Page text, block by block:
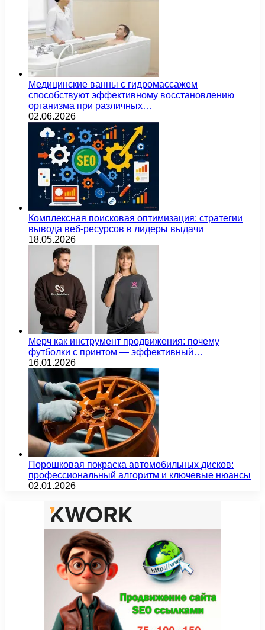
Медицинские ванны с гидромассажем
способствуют эффективному восстановлению
организма при различных…
02.06.2026
Комплексная поисковая оптимизация: стратегии
вывода веб-ресурсов в лидеры выдачи
18.05.2026
Мерч как инструмент продвижения: почему
футболки с принтом — эффективный…
16.01.2026
Порошковая покраска автомобильных дисков:
профессиональный алгоритм и ключевые нюансы
02.01.2026